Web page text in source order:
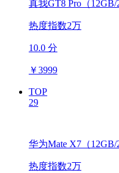
真我GT8 Pro（12GB/
热度指数2万
10.0 分
￥3999
TOP
29
华为Mate X7（12GB/
热度指数2万